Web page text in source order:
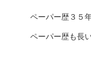
ペーパー歴３５
ペーパー歴も長